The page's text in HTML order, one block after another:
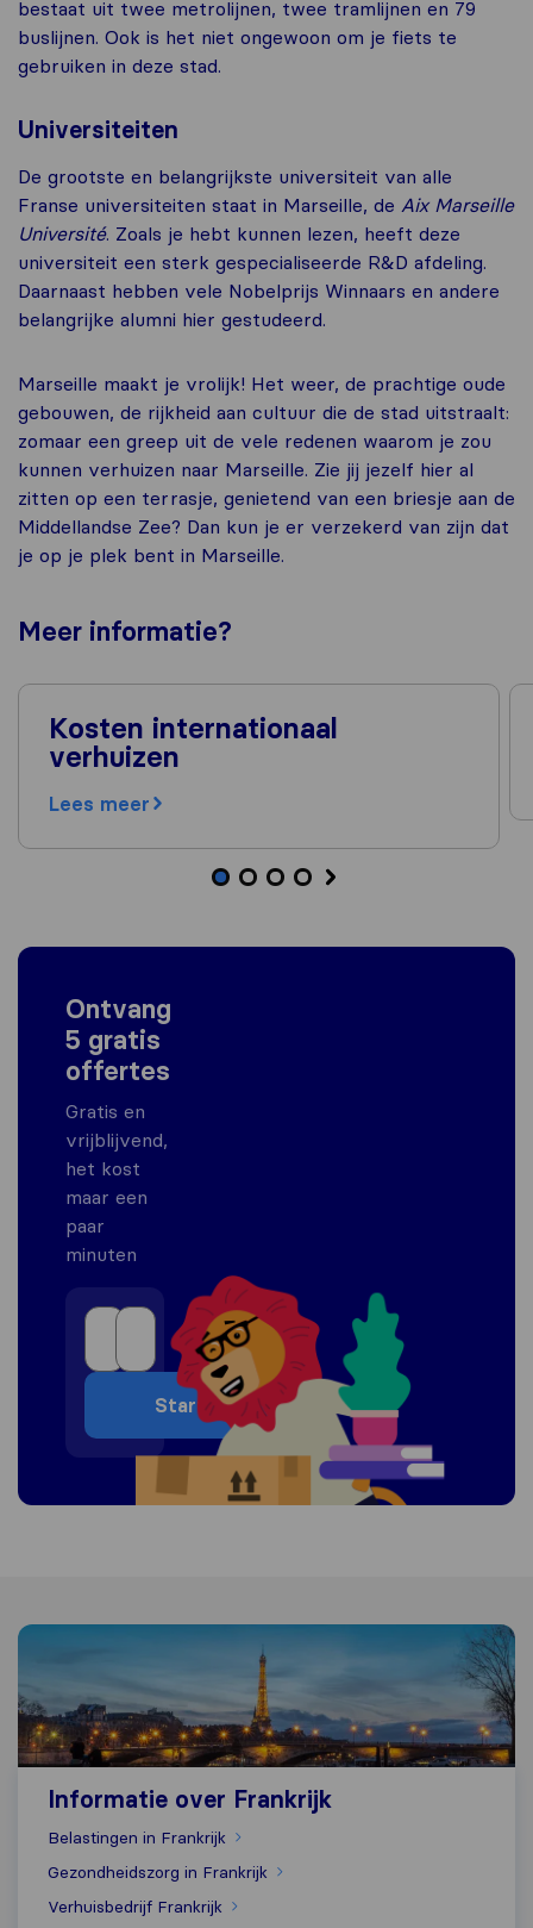
bestaat uit twee metrolijnen, twee tramlijnen en 79
buslijnen. Ook is het niet ongewoon om je fiets te
gebruiken in deze stad.
Universiteiten
De grootste en belangrijkste universiteit van alle
Franse universiteiten staat in Marseille, de Aix Marseille
Université. Zoals je hebt kunnen lezen, heeft deze
universiteit een sterk gespecialiseerde R&D afdeling.
Daarnaast hebben vele Nobelprijs Winnaars en andere
belangrijke alumni hier gestudeerd.
Marseille maakt je vrolijk! Het weer, de prachtige oude
gebouwen, de rijkheid aan cultuur die de stad uitstraalt:
zomaar een greep uit de vele redenen waarom je zou
kunnen verhuizen naar Marseille. Zie jij jezelf hier al
zitten op een terrasje, genietend van een briesje aan de
Middellandse Zee? Dan kun je er verzekerd van zijn dat
je op je plek bent in Marseille.
Informatie over Frankrijk
Informatie over Frankrijk
Belastingen in Frankrijk
Gezondheidszorg in Frankrijk
Verhuisbedrijf Frankrijk
Meer informatie?
Kosten internationaal
verhuizen
Lees meer
Ontvang
5 gratis
offertes
Gratis en
vrijblijvend,
het kost
maar een
paar
minuten
Start